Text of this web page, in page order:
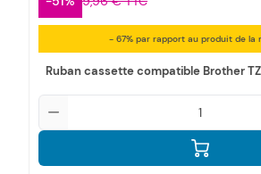
- 67% par rapport au produit de la
Ruban cassette compatible Brother